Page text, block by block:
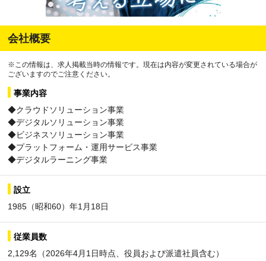
会社概要
※この情報は、求人掲載当時の情報です。現在は内容が変更されている場合が
ございますのでご注意ください。
事業内容
◆クラウドソリューション事業
◆デジタルソリューション事業
◆ビジネスソリューション事業
◆プラットフォーム・運用サービス事業
◆デジタルラーニング事業
設立
1985（昭和60）年1月18日
従業員数
2,129名（2026年4月1日時点、役員および派遣社員含む）